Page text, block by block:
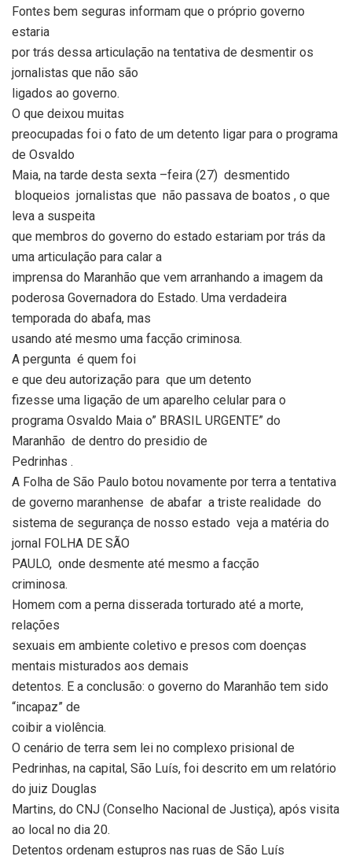
Fontes bem seguras informam que o próprio governo
estaria
por trás dessa articulação na tentativa de desmentir os
jornalistas que não são
ligados ao governo.
O que deixou muitas
preocupadas foi o fato de um detento ligar para o programa
de Osvaldo
Maia, na tarde desta sexta –feira (27) desmentido
bloqueios jornalistas que não passava de boatos , o que
leva a suspeita
que membros do governo do estado estariam por trás da
uma articulação para calar a
imprensa do Maranhão que vem arranhando a imagem da
poderosa Governadora do Estado. Uma verdadeira
temporada do abafa, mas
usando até mesmo uma facção criminosa.
A pergunta é quem foi
e que deu autorização para que um detento
fizesse uma ligação de um aparelho celular para o
programa Osvaldo Maia o” BRASIL URGENTE” do
Maranhão de dentro do presidio de
Pedrinhas .
A Folha de São Paulo botou novamente por terra a tentativa
de governo maranhense de abafar a triste realidade do
sistema de segurança de nosso estado veja a matéria do
jornal FOLHA DE SÃO
PAULO, onde desmente até mesmo a facção
criminosa.
Homem com a perna disserada torturado até a morte,
relações
sexuais em ambiente coletivo e presos com doenças
mentais misturados aos demais
detentos. E a conclusão: o governo do Maranhão tem sido
“incapaz” de
coibir a violência.
O cenário de terra sem lei no complexo prisional de
Pedrinhas, na capital, São Luís, foi descrito em um relatório
do juiz Douglas
Martins, do CNJ (Conselho Nacional de Justiça), após visita
ao local no dia 20.
Detentos ordenam estupros nas ruas de São Luís